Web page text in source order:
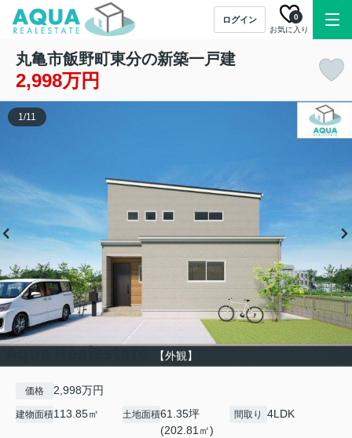
ログイン
お気に入り
0
丸亀市飯野町東分の新築一戸建
2,998万円
【外観】
1/11
価格 2,998万円
建物面積113.85㎡ 土地面積61.35坪
(202.81㎡)
間取り 4LDK